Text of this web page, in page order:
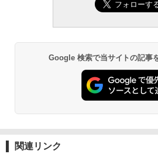
Google 検索で当サイトの記事
関連リンク